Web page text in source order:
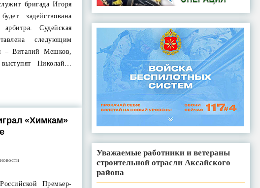
бригада Игоря
задействована
Судейская
следующим
– Виталий Мешков,
выступят Николай…
«Химкам»
Премьер-
Уважаемые работники и ветераны
строительной отрасли Аксайского
района